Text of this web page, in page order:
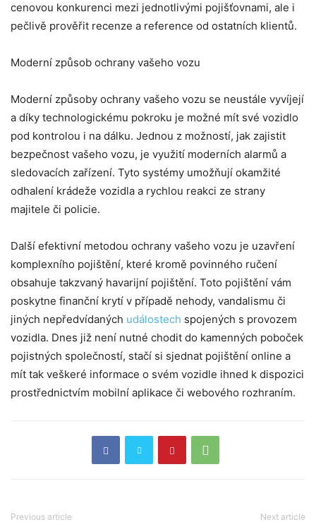
cenovou konkurenci mezi jednotlivými pojišťovnami, ale i
pečlivě prověřit recenze a reference od ostatních klientů.
Moderní způsob ochrany vašeho vozu
Moderní způsoby ochrany vašeho vozu se neustále vyvíjejí
a díky technologickému pokroku je možné mít své vozidlo
pod kontrolou i na dálku. Jednou z možností, jak zajistit
bezpečnost vašeho vozu, je využití moderních alarmů a
sledovacích zařízení. Tyto systémy umožňují okamžité
odhalení krádeže vozidla a rychlou reakci ze strany
majitele či policie.
Další efektivní metodou ochrany vašeho vozu je uzavření
komplexního pojištění, které kromě povinného ručení
obsahuje takzvaný havarijní pojištění. Toto pojištění vám
poskytne finanční krytí v případě nehody, vandalismu či
jiných nepředvídaných událostech spojených s provozem
vozidla. Dnes již není nutné chodit do kamenných poboček
pojistných společností, stačí si sjednat pojištění online a
mít tak veškeré informace o svém vozidle ihned k dispozici
prostřednictvím mobilní aplikace či webového rozhraním.
Previous article Next article